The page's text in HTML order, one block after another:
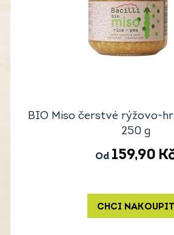
BIO Miso čerstvé rýžovo-
250 g
Od 159,90
CHCI NAKOUPIT